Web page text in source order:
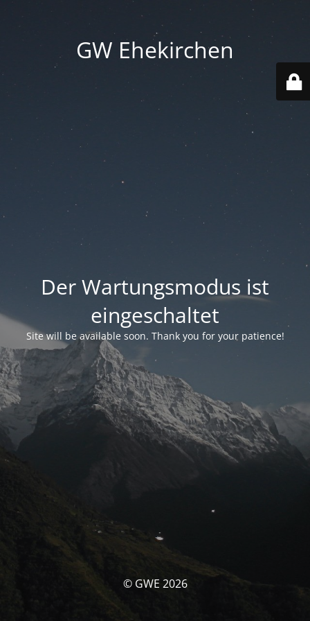
GW Ehekirchen
Der Wartungsmodus ist
eingeschaltet
Site will be available soon. Thank you for your patience!
© GWE 2026